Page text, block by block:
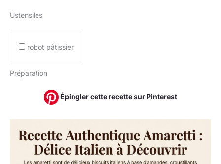
Ustensiles
robot pâtissier
Préparation
Épingler cette recette sur Pinterest